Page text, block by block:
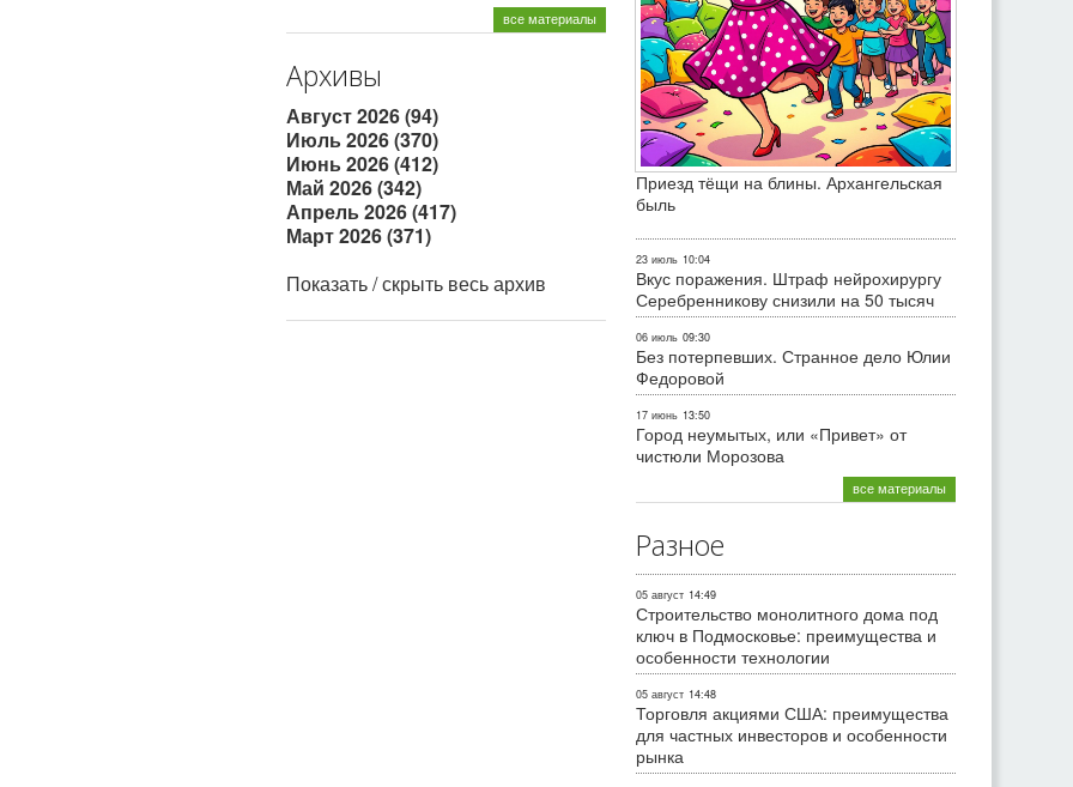
все материалы
Архивы
Август 2026 (94)
Июль 2026 (370)
Июнь 2026 (412)
Май 2026 (342)
Апрель 2026 (417)
Март 2026 (371)
Показать / скрыть весь архив
Приезд тёщи на блины. Архангельская
быль
23 июль 10:04
Вкус поражения. Штраф нейрохирургу
Серебренникову снизили на 50 тысяч
06 июль 09:30
Без потерпевших. Странное дело Юлии
Федоровой
17 июнь 13:50
Город неумытых, или «Привет» от
чистюли Морозова
все материалы
Разное
05 август 14:49
Строительство монолитного дома под
ключ в Подмосковье: преимущества и
особенности технологии
05 август 14:48
Торговля акциями США: преимущества
для частных инвесторов и особенности
рынка